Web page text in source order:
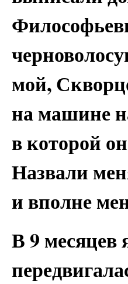
мой,
на машине
в которой
Назвали
и вполне
В 9 месяцев